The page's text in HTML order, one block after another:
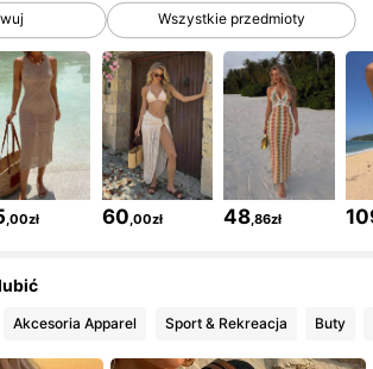
Obserwujący
797K Obserwujący
Obserwujący
Obserwujący
Obserwujący
Wszystkie przedmioty
,00zł 60,00zł 48,86zł
Akcesoria Apparel Sport & Rekreacja Buty